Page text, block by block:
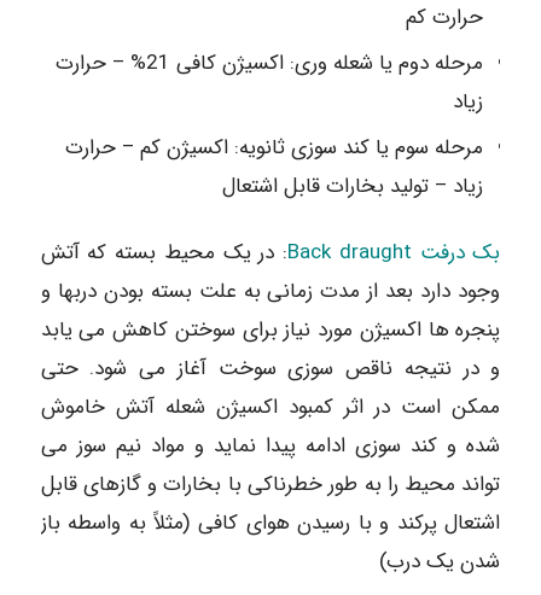
حرارت کم
مرحله دوم یا شعله وری: اکسیژن کافی 21% – حرارت
زیاد
مرحله سوم یا کند سوزی ثانویه: اکسیژن کم – حرارت
زیاد – تولید بخارات قابل اشتعال
بک درفت Back draught
: در یک محیط بسته که آتش
وجود دارد بعد از مدت زمانی به علت بسته بودن دربها و
پنجره ها اکسیژن مورد نیاز برای سوختن کاهش می یابد
و در نتیجه ناقص سوزی سوخت آغاز می شود. حتی
ممکن است در اثر کمبود اکسیژن شعله آتش خاموش
شده و کند سوزی ادامه پیدا نماید و مواد نیم سوز می
تواند محیط را به طور خطرناکی با بخارات و گازهای قابل
اشتعال پرکند و با رسیدن هوای کافی (مثلاً به واسطه باز
شدن یک درب)